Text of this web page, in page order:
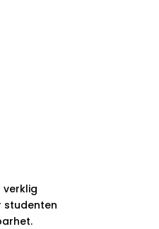
verklig
studenten